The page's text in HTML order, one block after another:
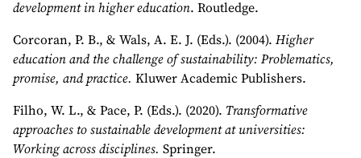
development in higher education. Routledge.
Corcoran, P. B., & Wals, A. E. J. (Eds.). (2004). Higher
education and the challenge of sustainability: Problematics,
promise, and practice. Kluwer Academic Publishers.
Filho, W. L., & Pace, P. (Eds.). (2020). Transformative
approaches to sustainable development at universities:
Working across disciplines. Springer.